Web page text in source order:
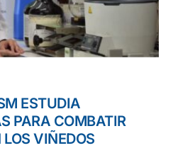
ESTUDIA
PARA COMBATIR
LOS VIÑEDOS